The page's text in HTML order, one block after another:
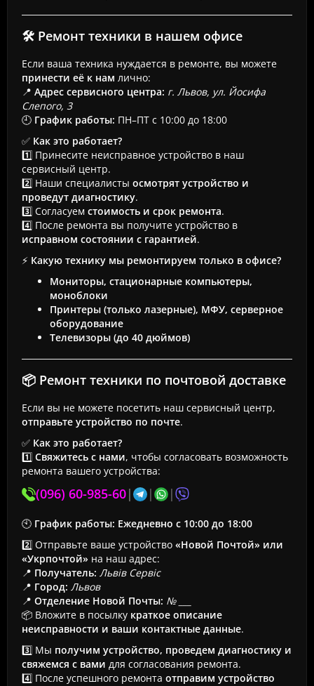
🛠 Ремонт техники в нашем офисе
Если ваша техника нуждается в ремонте, вы можете
принести её к нам лично:
📍 Адрес сервисного центра: г. Львов, ул. Йосифа
Слепого, 3
🕘 График работы: ПН–ПТ с 10:00 до 18:00
✅ Как это работает?
1️⃣ Принесите неисправное устройство в наш
сервисный центр.
2️⃣ Наши специалисты осмотрят устройство и
проведут диагностику.
3️⃣ Согласуем стоимость и срок ремонта.
4️⃣ После ремонта вы получите устройство в
исправном состоянии с гарантией.
⚡ Какую технику мы ремонтируем только в офисе?
Мониторы, стационарные компьютеры,
моноблоки
Принтеры (только лазерные), МФУ, серверное
оборудование
Телевизоры (до 40 дюймов)
📦 Ремонт техники по почтовой доставке
Если вы не можете посетить наш сервисный центр,
отправьте устройство по почте.
✅ Как это работает?
1️⃣ Свяжитесь с нами, чтобы согласовать возможность
ремонта вашего устройства:
(096) 60-985-60| | |
🕙 График работы: Ежедневно с 10:00 до 18:00
2️⃣ Отправьте ваше устройство «Новой Почтой» или
«Укрпочтой» на наш адрес:
📍 Получатель: Львів Сервіс
📍 Город: Львов
📍 Отделение Новой Почты: № ___
📦 Вложите в посылку краткое описание
неисправности и ваши контактные данные.
3️⃣ Мы получим устройство, проведем диагностику и
свяжемся с вами для согласования ремонта.
4️⃣ После успешного ремонта отправим устройство